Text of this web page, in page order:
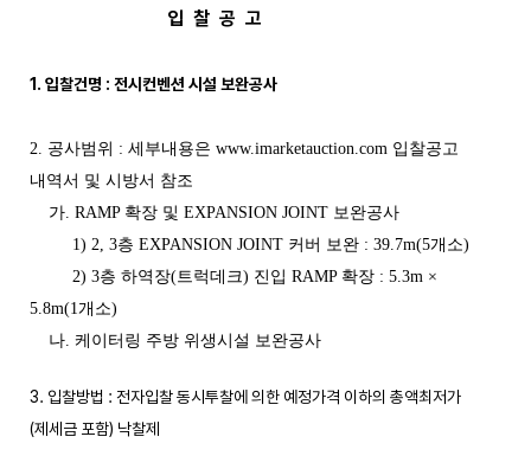
입 찰 공 고
1. 입찰건명 : 전시컨벤션 시설 보완공사
2. 공사범위 : 세부내용은 www.imarketauction.com 입찰공고
내역서 및 시방서 참조
가. RAMP 확장 및 EXPANSION JOINT 보완공사
1) 2, 3층 EXPANSION JOINT 커버 보완 : 39.7m(5개소)
2) 3층 하역장(트럭데크) 진입 RAMP 확장 : 5.3m ×
5.8m(1개소)
나. 케이터링 주방 위생시설 보완공사
3. 입찰방법 : 전자입찰 동시투찰에 의한 예정가격 이하의 총액최저가
(제세금 포함) 낙찰제